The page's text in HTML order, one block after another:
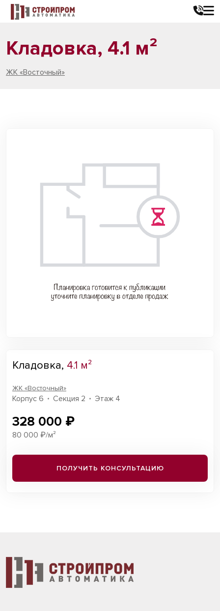
Кладовка, 4.1 м²
ЖК «Восточный»
Кладовка, 4.1 м²
ЖК «Восточный»
Корпус 6 Секция 2 Этаж 4
328 000 ₽
80 000 ₽/м²
ПОЛУЧИТЬ КОНСУЛЬТАЦИЮ